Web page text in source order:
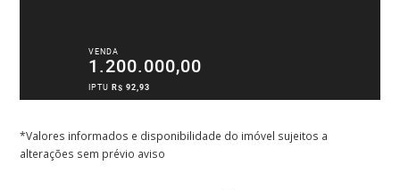
VENDA
1.200.000,00
IPTUR$ 92,93
*Valores informados e disponibilidade do imóvel sujeitos a
alterações sem prévio aviso